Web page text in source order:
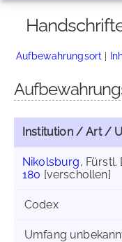
Aufbewahrungsort |
Institution / Art /
Nikolsburg,
180 [verschollen]
Codex
Umfang